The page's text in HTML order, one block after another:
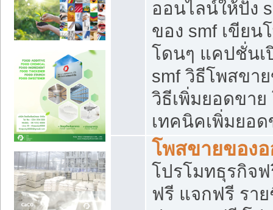
ออนไลน์ให้ปัง
ของ smf เขียน
โดนๆ แคปชั่นเ
smf วิธีโพสขา
วิธีเพิ่มยอดขาย
เทคนิคเพิ่มยอด
โพสขายของ
โปรโมทธุรกิจ
ฟรี แจกฟรี ราย